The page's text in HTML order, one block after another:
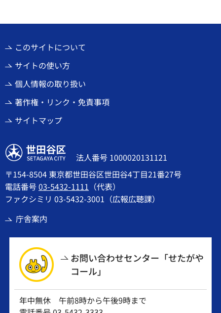
このサイトについて
サイトの使い方
個人情報の取り扱い
著作権・リンク・免責事項
サイトマップ
世田谷区
法人番号 1000020131121
〒154-8504 東京都世田谷区世田谷4丁目21番27号
電話番号03-5432-1111 （代表）
ファクシミリ 03-5432-3001（広報広聴課）
庁舎案内
お問い合わせセンター「せたがや
コール」
年中無休 午前8時から午後9時まで